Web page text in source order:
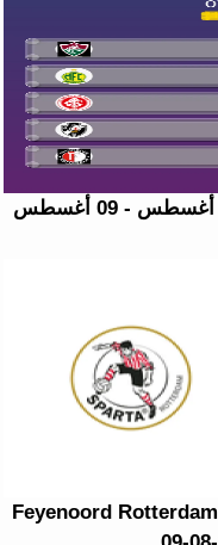
جدول مباريات هذا الأسبوع الجمعة 07 أغسطس - 09 أغسطس
موعد مباراة Sparta Rotterdam ضد Feyenoord Rotterdam